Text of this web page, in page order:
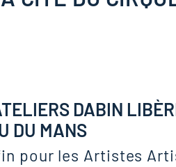
DABIN
DU MANS
pour les Artistes